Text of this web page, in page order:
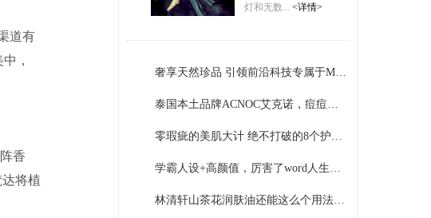
道有
，
香
将植
ORBIS
灯和无数... <详情>
奢享天然珍品 引领前沿科技专属于MiriamQuevedo迷莲卡薇的理念与创新
泰国本土品牌ACNOC艾克诺，痘痘肌的福音
零瑕疵的美肌大计 绝不打破的8个护肤原则
学霸人设+高颜值，厉害了word人生赢家关晓彤
林清轩山茶花润肤油还能这么个用法？太优秀了吧！